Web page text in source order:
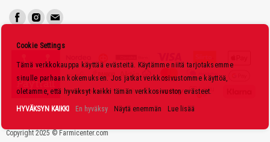
i
e
Copyright 2025 © Farmicenter.com
Cookie Settings
Tämä verkkokauppa käyttää evästeitä. Käytämme niitä tarjotaksemme
sinulle parhaan kokemuksen. Jos jatkat verkkosivustomme käyttöä,
oletamme, että hyväksyt kaikki tämän verkkosivuston evästeet.
HYVÄKSYN KAIKKI En hyväksy Näytä enemmän Lue lisää